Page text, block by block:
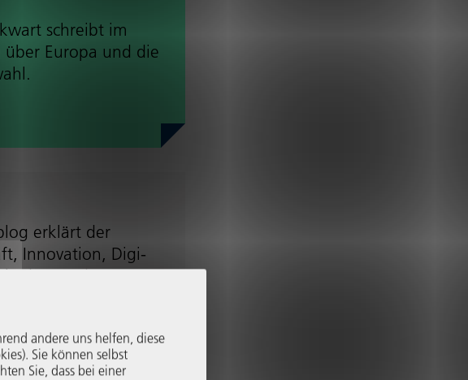
schreibt im
über Europa und die
erklärt der
Inno­va­tion, Digi­
des Landes
Pinkwart,
andere uns helfen, diese
Sie können selbst
Sie, dass bei einer